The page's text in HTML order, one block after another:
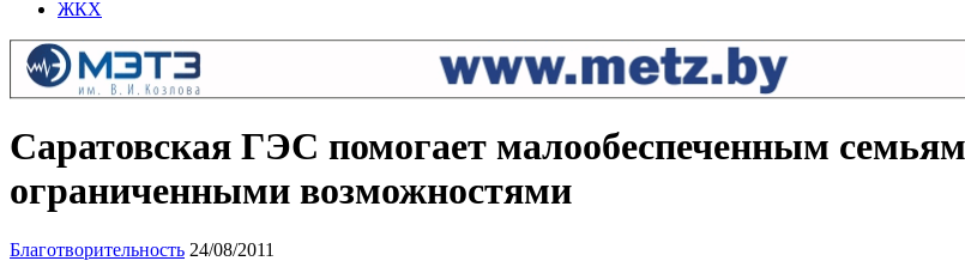
ЖКХ
Саратовская ГЭС помогает малообеспеченным
ограниченными возможностями
Благотворительность 24/08/2011